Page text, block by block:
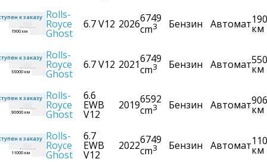
к заказу
1900 км
Rolls-
Royce
Ghost
6.7 V12 20266749
cm3 Бензин Автоматкм
к заказу
55000 км
Rolls-
Royce
Ghost
6.7 V12 20216749
cm3 Бензин Автоматкм
к заказу
90600 км
Rolls-
Royce
Ghost
6.6
EWB
V12
20196592
cm3 Бензин Автоматкм
к заказу
11000 км
Rolls-
Royce
Ghost
6.7
EWB
V12
20226749
cm3 Бензин Автоматкм